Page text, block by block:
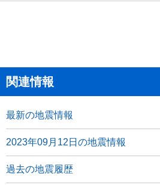
関連情報
最新の地震情報
2023年09月12日の地震情報
過去の地震履歴